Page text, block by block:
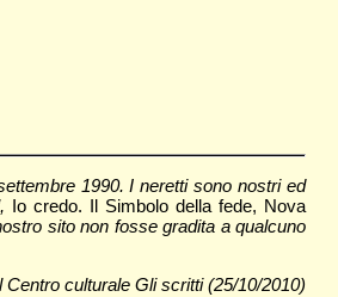
1990. I neretti sono nostri ed
Io credo. Il Simbolo della fede, Nova
sito non fosse gradita a qualcuno
Centro culturale Gli scritti (25/10/2010)